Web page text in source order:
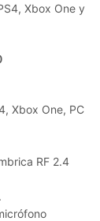
Xbox One y
Xbox One, PC
RF 2.4